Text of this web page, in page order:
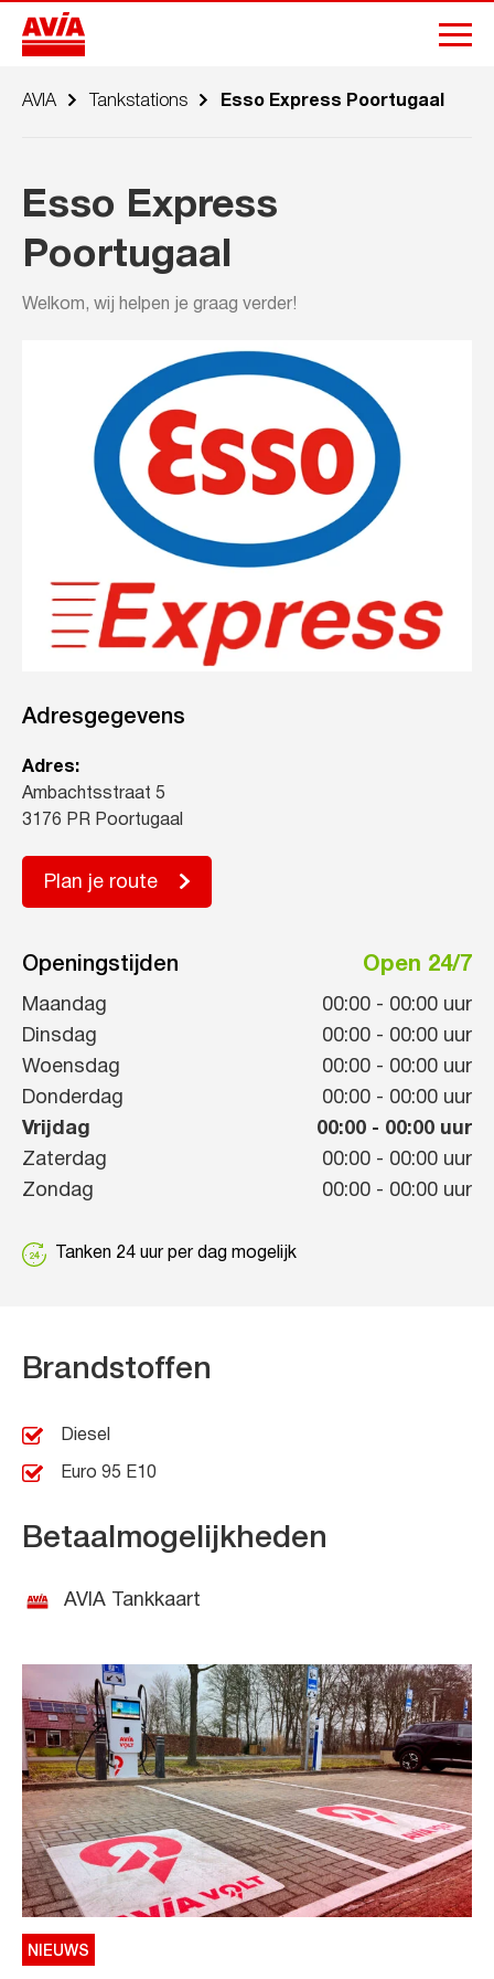
AVIA Tankstations Esso Express Poortugaal
Esso Express
Poortugaal
Welkom, wij helpen je graag verder!
Adresgegevens
Adres:
Ambachtsstraat 5
3176 PR Poortugaal
Plan je route
Openingstijden Open 24/7
Maandag 00:00 - 00:00 uur
Dinsdag
00:00 - 00:00 uur
Woensdag
00:00 - 00:00 uur
Donderdag
00:00 - 00:00 uur
Vrijdag
00:00 - 00:00 uur
Zaterdag
00:00 - 00:00 uur
Zondag
00:00 - 00:00 uur
Tanken 24 uur per dag mogelijk
Brandstoffen
Diesel
Euro 95 E10
Betaalmogelijkheden
AVIA Tankkaart
NIEUWS